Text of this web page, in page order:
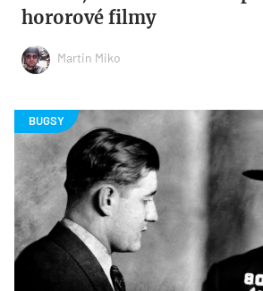
hororové filmy
Martin Miko